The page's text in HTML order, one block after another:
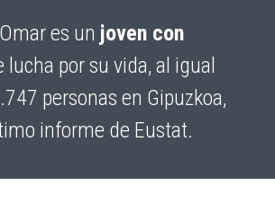
es un joven con
lucha por su vida, al igual
personas en Gipuzkoa,
informe de Eustat.